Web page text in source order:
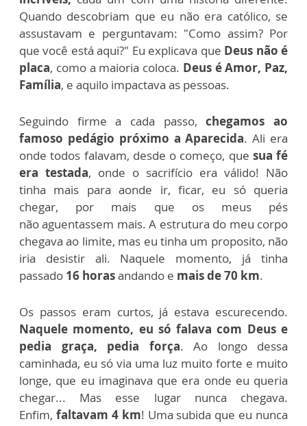
Quando descobriam que eu nãoera católico, se
assustavam e perguntavam: "Como assim? Por
que você está aqui?" Eu explicava que Deus não é
placa, como a maioria coloca. Deus é Amor, Paz,
Família, e aquilo impactava as pessoas.
Seguindo firme a cada passo,chegamos ao
famoso pedágio próximo a Aparecida. Ali era
onde todos falavam, desde o começo, que sua fé
era testada, onde o sacrifício era válido! Não
tinha mais para aonde ir, ficar, eu só queria
chegar, por mais que os meus pés
nãoaguentassem mais. A estrutura do meu corpo
chegava ao limite, mas eu tinha um proposito, não
iria desistir ali. Naquele momento, já tinha
passado 16 horasandando e mais de 70 km.
Os passos eram curtos, já estava escurecendo.
Naquele momento, eu só falava com Deus e
pedia graça, pedia força. Ao longo dessa
caminhada, eu só via uma luz muito forte e muito
longe, que eu imaginava que era onde eu queria
chegar... Mas esse lugar nunca chegava.
Enfim, faltavam 4 km! Uma subida que eu nunca